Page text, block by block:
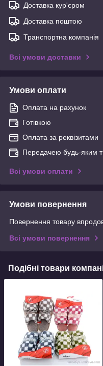
Доставка кур'єром
Доставка поштою
Транспортна компанія
Всі умови доставки
Умови оплати
Оплата на рахунок
Готівкою
Оплата за реквізитами
Передачею будь-яким
Всі умови оплати
Умови повернення
Повернення товару
Всі умови повернення
Подібні товари